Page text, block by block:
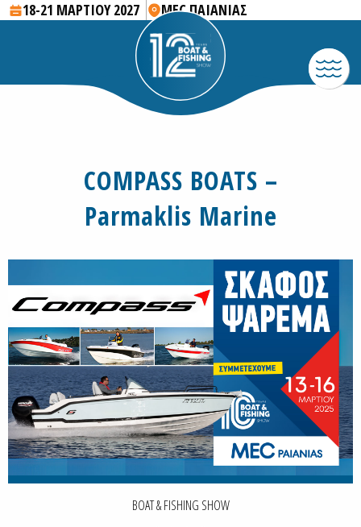
18-21 ΜΑΡΤΙΟΥ 2027 MEC ΠΑΙΑΝΙΑΣ
COMPASS BOATS –
Parmaklis Marine
BOAT & FISHING SHOW